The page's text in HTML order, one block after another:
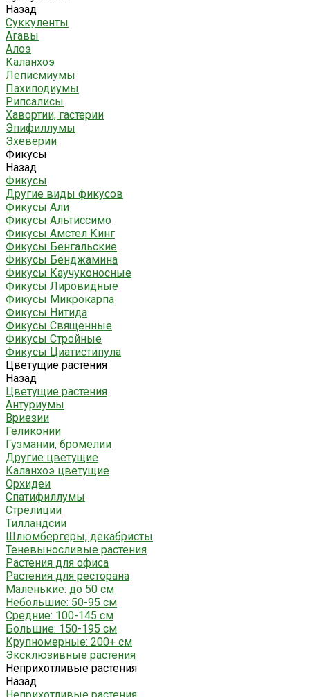
Назад
Суккуленты
Агавы
Алоэ
Каланхоэ
Леписмиумы
Пахиподиумы
Рипсалисы
Хавортии, гастерии
Эпифиллумы
Эхеверии
Фикусы
Назад
Фикусы
Другие виды фикусов
Фикусы Али
Фикусы Альтиссимо
Фикусы Амстел Кинг
Фикусы Бенгальские
Фикусы Бенджамина
Фикусы Каучуконосные
Фикусы Лировидные
Фикусы Микрокарпа
Фикусы Нитида
Фикусы Священные
Фикусы Стройные
Фикусы Циатистипула
Цветущие растения
Назад
Цветущие растения
Антуриумы
Вриезии
Геликонии
Гузмании, бромелии
Другие цветущие
Каланхоэ цветущие
Орхидеи
Спатифиллумы
Стрелиции
Тилландсии
Шлюмбергеры, декабристы
Теневыносливые растения
Растения для офиса
Растения для ресторана
Маленькие: до 50 см
Небольшие: 50-95 см
Средние: 100-145 см
Большие: 150-195 см
Крупномерные: 200+ см
Эксклюзивные растения
Неприхотливые растения
Назад